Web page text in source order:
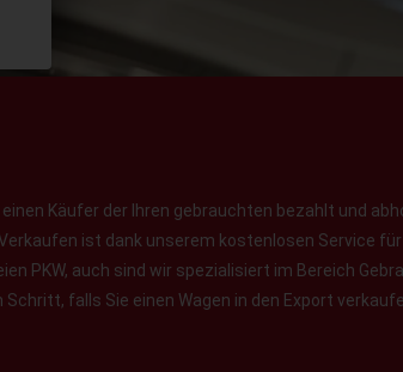
Käufer der Ihren gebrauchten bezahlt und
ist dank unserem kostenlosen Service
PKW, auch sind wir spezialisiert im Bereich
falls Sie einen Wagen in den Export